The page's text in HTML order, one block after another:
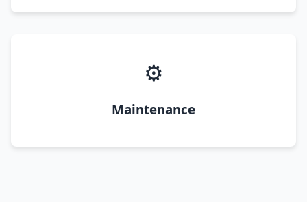
⚙️
Maintenance